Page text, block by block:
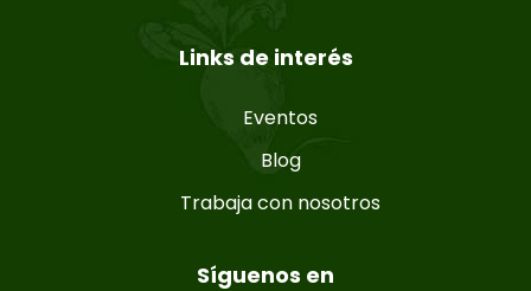
Links de interés
Eventos
Blog
Trabaja con nosotros
Síguenos en